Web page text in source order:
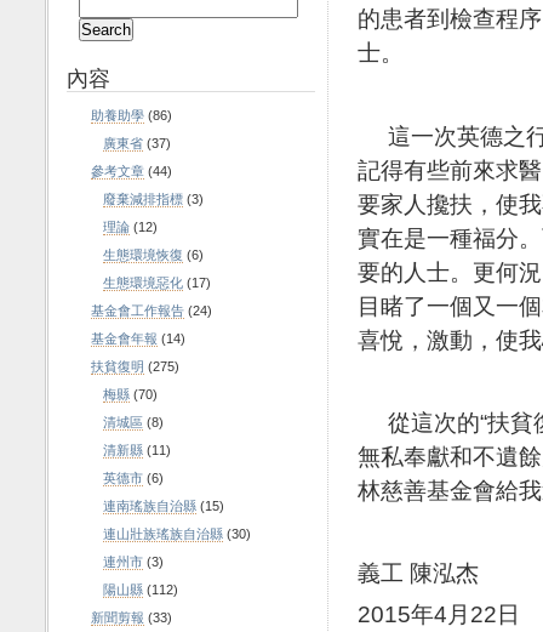
的患者到檢查程
士。
這一次英德之
記得有些前來求
要家人攙扶，使
實在是一種福分
要的人士。更何
目睹了一個又一
喜悅，激動，使
從這次的“扶貧
無私奉獻和不遺
林慈善基金會給
義工 陳泓杰
2015年4月22日
內容
助養助學 (86)
廣東省 (37)
參考文章 (44)
廢棄減排指標 (3)
理論 (12)
生態環境恢復 (6)
生態環境惡化 (17)
基金會工作報告 (24)
基金會年報 (14)
扶貧復明 (275)
梅縣 (70)
清城區 (8)
清新縣 (11)
英德市 (6)
連南瑤族自治縣 (15)
連山壯族瑤族自治縣 (30)
連州市 (3)
陽山縣 (112)
新聞剪報 (33)